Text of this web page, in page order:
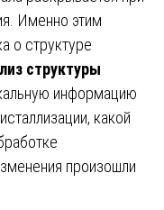
Именно этим
о структуре
структуры
информацию
какой
произошли